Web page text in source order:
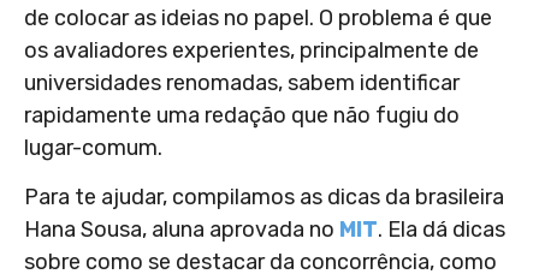
de colocar as ideias no papel. O problema é que
os avaliadores experientes, principalmente de
universidades renomadas, sabem identificar
rapidamente uma redação que não fugiu do
lugar-comum.
Para te ajudar, compilamos as dicas da brasileira
Hana Sousa, aluna aprovada no MIT. Ela dá dicas
sobre como se destacar da concorrência, como